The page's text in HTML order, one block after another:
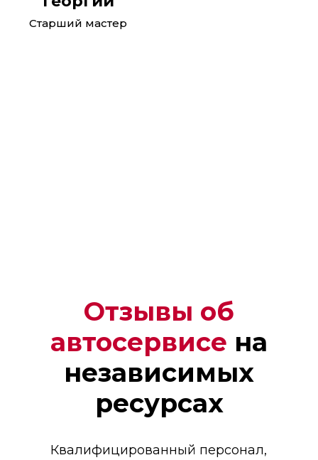
Старший мастер
Денис
Мастер
Отзывы об
автосервисе на
независимых
ресурсах
Квалифицированный персонал,